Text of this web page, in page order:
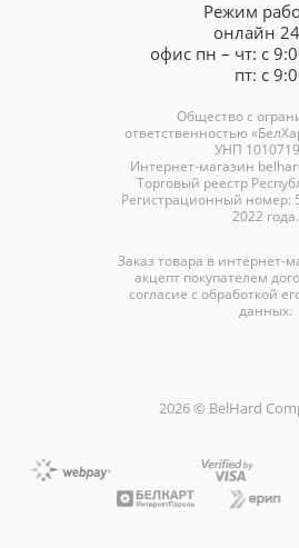
Режим
онлайн
офис пн – чт: с
пт: с
Общество с
ответственностью
УНП
Интернет-магазин
Торговый реестр
Регистрационный номер:
2022 года.
Заказ товара в интернет-
акцепт покупателем
согласие с обработкой
данных.
2026 © BelHard